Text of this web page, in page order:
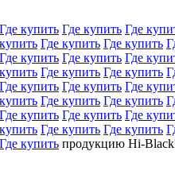
Где купить Где купить Где
Где купить Где купить
Где купить Где купить Где
Где купить Где купить
Где купить Где купить Где
Где купить Где купить
Где купить Где купить Где
Где купить Где купить
Где купить продукцию Hi-